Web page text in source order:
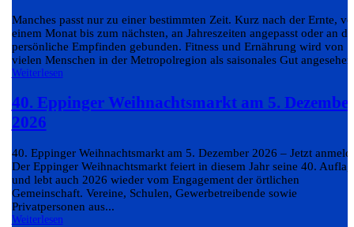
Manches passt nur zu einer bestimmten Zeit. Kurz nach der Ernte,
einem Monat bis zum nächsten, an Jahreszeiten angepasst oder an
persönliche Empfinden gebunden. Fitness und Ernährung wird von
vielen Menschen in der Metropolregion als saisonales Gut
Weiterlesen
40. Eppinger Weihnachtsmarkt am 5.
2026
40. Eppinger Weihnachtsmarkt am 5. Dezember 2026 – Jetzt
Der Eppinger Weihnachtsmarkt feiert in diesem Jahr seine 40.
und lebt auch 2026 wieder vom Engagement der örtlichen
Gemeinschaft. Vereine, Schulen, Gewerbetreibende sowie
Privatpersonen aus...
Weiterlesen